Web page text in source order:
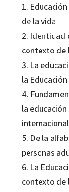
1.
de la vida
2. Identidad
contexto de
3. La
la
4.
la
5. De la
personas
6. La
contexto de